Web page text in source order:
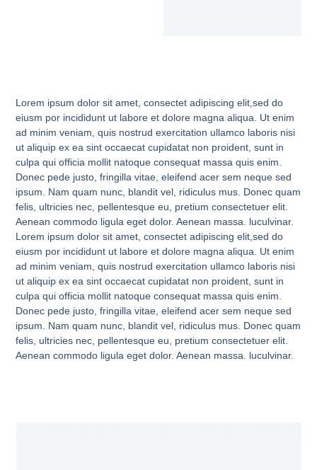
Lorem ipsum dolor sit amet, consectet adipiscing elit,sed do
eiusm por incididunt ut labore et dolore magna aliqua. Ut enim
ad minim veniam, quis nostrud exercitation ullamco laboris nisi
ut aliquip ex ea sint occaecat cupidatat non proident, sunt in
culpa qui officia mollit natoque consequat massa quis enim.
Donec pede justo, fringilla vitae, eleifend acer sem neque sed
ipsum. Nam quam nunc, blandit vel, ridiculus mus. Donec quam
felis, ultricies nec, pellentesque eu, pretium consectetuer elit.
Aenean commodo ligula eget dolor. Aenean massa. luculvinar.
Lorem ipsum dolor sit amet, consectet adipiscing elit,sed do
eiusm por incididunt ut labore et dolore magna aliqua. Ut enim
ad minim veniam, quis nostrud exercitation ullamco laboris nisi
ut aliquip ex ea sint occaecat cupidatat non proident, sunt in
culpa qui officia mollit natoque consequat massa quis enim.
Donec pede justo, fringilla vitae, eleifend acer sem neque sed
ipsum. Nam quam nunc, blandit vel, ridiculus mus. Donec quam
felis, ultricies nec, pellentesque eu, pretium consectetuer elit.
Aenean commodo ligula eget dolor. Aenean massa. luculvinar.